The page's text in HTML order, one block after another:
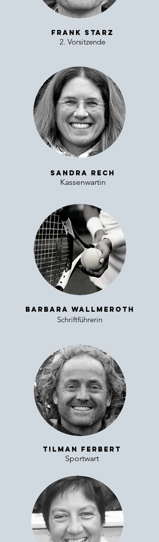
Frank Starz
2. Vorsitzende
Barbara wallmeroth
Schriftführerin
Sandra Rech
Kassenwartin
Tilman Ferbert
Sportwart